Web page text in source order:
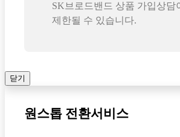
SK브로드밴드 상품 가입상담
제한될 수 있습니다.
닫기
원스톱 전환서비스